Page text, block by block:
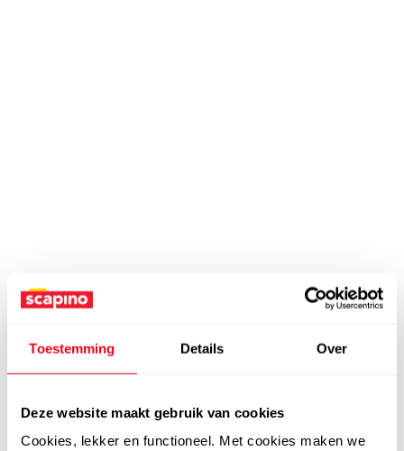
Toestemming Details Over
Deze website maakt gebruik van cookies
Cookies, lekker en functioneel. Met cookies maken we